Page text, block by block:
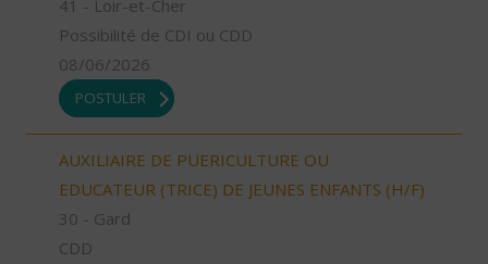
41 - Loir-et-Cher
Possibilité de CDI ou CDD
08/06/2026
POSTULER
AUXILIAIRE DE PUERICULTURE OU
EDUCATEUR (TRICE) DE JEUNES ENFANTS (H/F)
30 - Gard
CDD